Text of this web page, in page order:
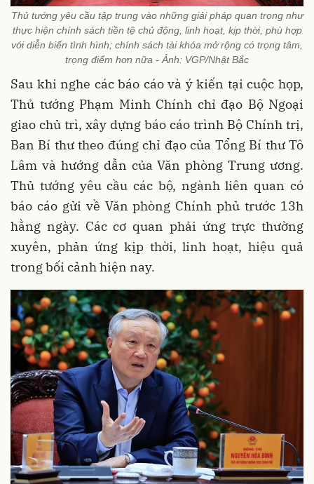
Thủ tướng yêu cầu tập trung vào những giải pháp quan trọng như
thực hiện chính sách tiền tệ chủ động, linh hoạt, kịp thời, phù hợp
với diễn biến tình hình; chính sách tài khóa mở rộng có trọng tâm,
trọng điểm hơn nữa - Ảnh: VGP/Nhật Bắc
Sau khi nghe các báo cáo và ý kiến tại cuộc họp,
Thủ tướng Phạm Minh Chính chỉ đạo Bộ Ngoại
giao chủ trì, xây dựng báo cáo trình Bộ Chính trị,
Ban Bí thư theo đúng chỉ đạo của Tổng Bí thư Tô
Lâm và hướng dẫn của Văn phòng Trung ương.
Thủ tướng yêu cầu các bộ, ngành liên quan có
báo cáo gửi về Văn phòng Chính phủ trước 13h
hằng ngày. Các cơ quan phải ứng trực thường
xuyên, phản ứng kịp thời, linh hoạt, hiệu quả
trong bối cảnh hiện nay.